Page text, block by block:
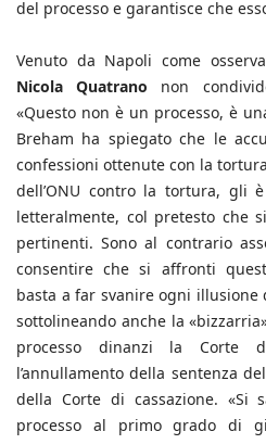
del processo e garantisce che
Venuto da Napoli come
Nicola Quatrano non
«Questo non è un processo, è
Breham ha spiegato che le
confessioni ottenute con la
dell’ONU contro la tortura, gli
letteralmente, col pretesto che
pertinenti. Sono al contrario
consentire che si affronti
basta a far svanire ogni illusione
sottolineando anche la
processo dinanzi la Corte
l’annullamento della sentenza
della Corte di cassazione. «Si
processo al primo grado di